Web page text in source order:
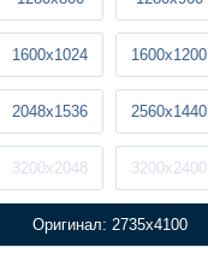
1600x1024 1600x1200
2048x1536 2560x1440
3200x2048 3200x2400
Оригинал: 2735x4100